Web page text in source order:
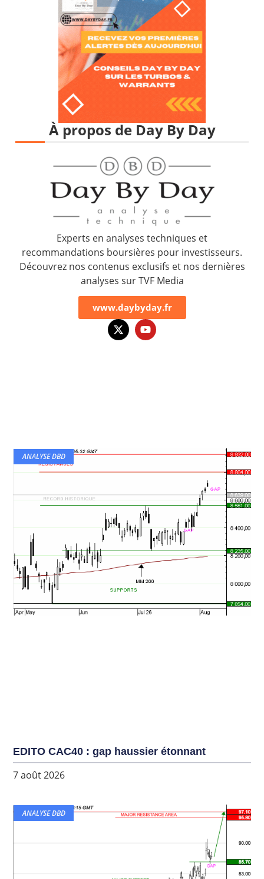
À propos de Day By Day
Experts en analyses techniques et
recommandations boursières pour investisseurs.
Découvrez nos contenus exclusifs et nos dernières
analyses sur TVF Media
www.daybyday.fr
ANALYSE DBD
EDITO CAC40 : gap haussier étonnant
7 août 2026
ANALYSE DBD